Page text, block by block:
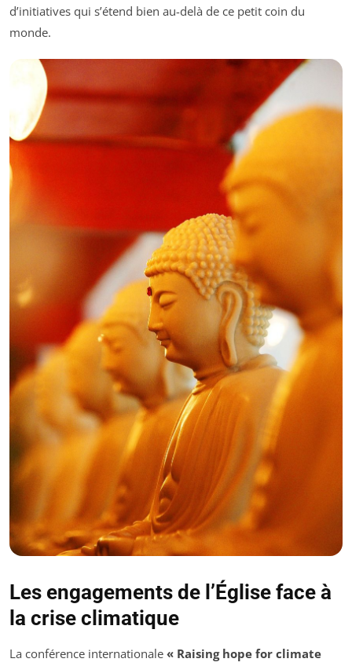
d’initiatives qui s’étend bien au-delà de ce petit coin du
monde.
Les engagements de l’Église face à
la crise climatique
La conférence internationale « Raising hope for climate